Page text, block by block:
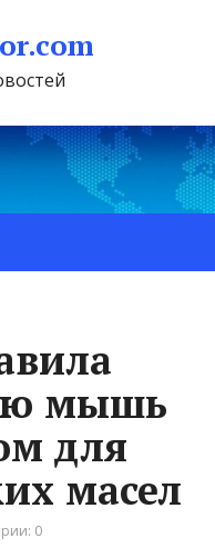
мышь
для
масел
0